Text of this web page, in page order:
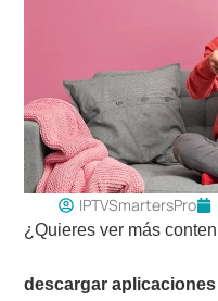
IPTVSmartersPro
¿Quieres ver más
descargar